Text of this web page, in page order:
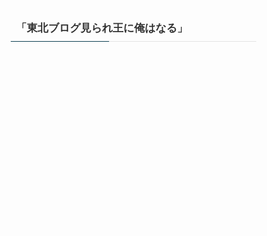
「東北ブログ見られ王に俺はなる」